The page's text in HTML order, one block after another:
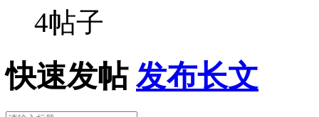
4帖子
快速发帖 发布长文